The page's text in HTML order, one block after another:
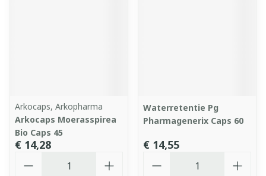
Arkocaps, Arkopharma
Arkocaps Moerasspirea
Bio Caps 45
€ 14,28
Waterretentie Pg
Pharmagenerix Caps 60
€ 14,55